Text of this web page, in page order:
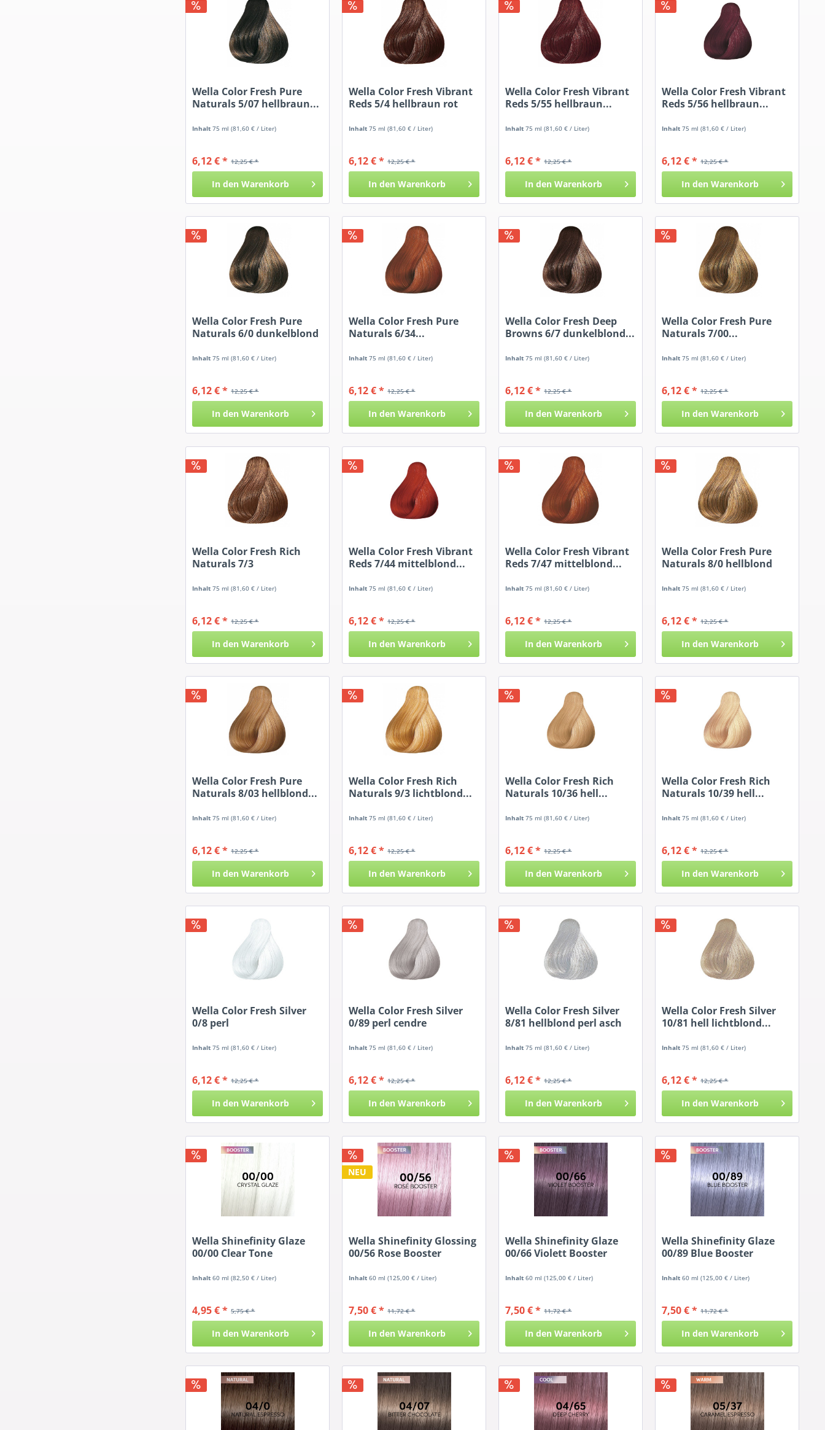
Wella Color Fresh Pure
Naturals 5/07 hellbraun...
Inhalt75 ml(81,60 € / Liter)
12,25 € *
6,12 € *
In den Warenkorb
Wella Color Fresh Vibrant
Reds 5/4 hellbraun rot
Inhalt75 ml(81,60 € / Liter)
12,25 € *
6,12 € *
In den Warenkorb
Wella Color Fresh Vibrant
Reds 5/55 hellbraun...
Inhalt75 ml(81,60 € / Liter)
12,25 € *
6,12 € *
In den Warenkorb
Wella Color Fresh Vibrant
Reds 5/56 hellbraun...
Inhalt75 ml(81,60 € / Liter)
12,25 € *
6,12 € *
In den Warenkorb
Wella Color Fresh Pure
Naturals 6/0 dunkelblond
Inhalt75 ml(81,60 € / Liter)
12,25 € *
6,12 € *
In den Warenkorb
Wella Color Fresh Pure
Naturals 6/34...
Inhalt75 ml(81,60 € / Liter)
12,25 € *
6,12 € *
In den Warenkorb
Wella Color Fresh Deep
Browns 6/7 dunkelblond...
Inhalt75 ml(81,60 € / Liter)
12,25 € *
6,12 € *
In den Warenkorb
Wella Color Fresh Pure
Naturals 7/00...
Inhalt75 ml(81,60 € / Liter)
12,25 € *
6,12 € *
In den Warenkorb
Wella Color Fresh Rich
Naturals 7/3
Inhalt75 ml(81,60 € / Liter)
12,25 € *
6,12 € *
In den Warenkorb
Wella Color Fresh Vibrant
Reds 7/44 mittelblond...
Inhalt75 ml(81,60 € / Liter)
12,25 € *
6,12 € *
In den Warenkorb
Wella Color Fresh Vibrant
Reds 7/47 mittelblond...
Inhalt75 ml(81,60 € / Liter)
12,25 € *
6,12 € *
In den Warenkorb
Wella Color Fresh Pure
Naturals 8/0 hellblond
Inhalt75 ml(81,60 € / Liter)
12,25 € *
6,12 € *
In den Warenkorb
Wella Color Fresh Pure
Naturals 8/03 hellblond...
Inhalt75 ml(81,60 € / Liter)
12,25 € *
6,12 € *
In den Warenkorb
Wella Color Fresh Rich
Naturals 9/3 lichtblond...
Inhalt75 ml(81,60 € / Liter)
12,25 € *
6,12 € *
In den Warenkorb
Wella Color Fresh Rich
Naturals 10/36 hell...
Inhalt75 ml(81,60 € / Liter)
12,25 € *
6,12 € *
In den Warenkorb
Wella Color Fresh Rich
Naturals 10/39 hell...
Inhalt75 ml(81,60 € / Liter)
12,25 € *
6,12 € *
In den Warenkorb
Wella Color Fresh Silver
0/8 perl
Inhalt75 ml(81,60 € / Liter)
12,25 € *
6,12 € *
In den Warenkorb
Wella Color Fresh Silver
0/89 perl cendre
Inhalt75 ml(81,60 € / Liter)
12,25 € *
6,12 € *
In den Warenkorb
Wella Color Fresh Silver
8/81 hellblond perl asch
Inhalt75 ml(81,60 € / Liter)
12,25 € *
6,12 € *
In den Warenkorb
Wella Color Fresh Silver
10/81 hell lichtblond...
Inhalt75 ml(81,60 € / Liter)
12,25 € *
6,12 € *
In den Warenkorb
Wella Shinefinity Glaze
00/00 Clear Tone
Inhalt60 ml(82,50 € / Liter)
5,75 € *
4,95 € *
In den Warenkorb
NEU
Wella Shinefinity Glossing
00/56 Rose Booster
Inhalt60 ml(125,00 € / Liter)
11,72 € *
7,50 € *
In den Warenkorb
Wella Shinefinity Glaze
00/66 Violett Booster
Inhalt60 ml(125,00 € / Liter)
11,72 € *
7,50 € *
In den Warenkorb
Wella Shinefinity Glaze
00/89 Blue Booster
Inhalt60 ml(125,00 € / Liter)
11,72 € *
7,50 € *
In den Warenkorb